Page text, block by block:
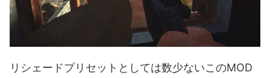
リシェードプリセットとしては数少ないこのMOD